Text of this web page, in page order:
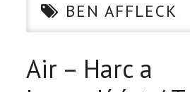
CIKK
PÓLÓ RENDELÉS
BEN AFFLECK
Air – Harc a